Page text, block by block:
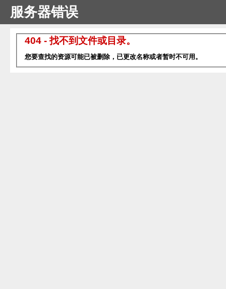
服务器错误
404 - 找不到文件或目录。
您要查找的资源可能已被删除，已更改名称或者暂时不可用。